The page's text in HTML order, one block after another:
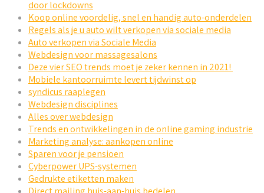
door lockdowns
Koop online voordelig, snel en handig auto-onderdelen
Regels als je u auto wilt verkopen via sociale media
Auto verkopen via Sociale Media
Webdesign voor massagesalons
Deze vier SEO trends moet je zeker kennen in 2021!
Mobiele kantoorruimte levert tijdwinst op
syndicus raaplegen
Webdesign disciplines
Alles over webdesign
Trends en ontwikkelingen in de online gaming industrie
Marketing analyse: aankopen online
Sparen voor je pensioen
Cyberpower UPS-systemen
Gedrukte etiketten maken